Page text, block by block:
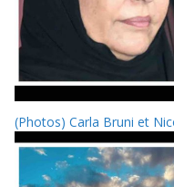
(Photos) Carla Bruni et